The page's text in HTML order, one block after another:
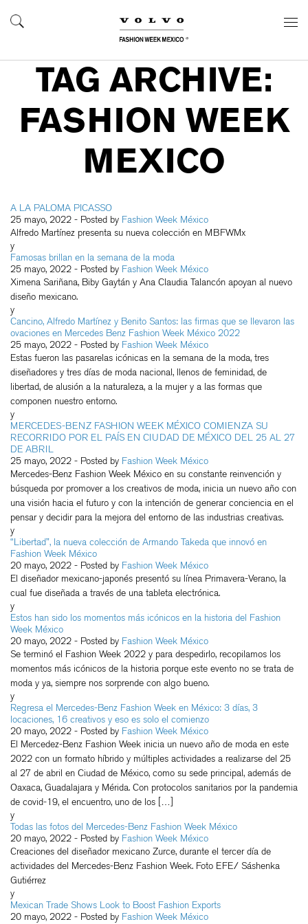
TAG ARCHIVE:
FASHION WEEK
MEXICO
A LA PALOMA PICASSO
25 mayo, 2022 - Posted by Fashion Week México
Alfredo Martínez presenta su nueva colección en MBFWMx
y
Famosas brillan en la semana de la moda
25 mayo, 2022 - Posted by Fashion Week México
Ximena Sariñana, Biby Gaytán y Ana Claudia Talancón apoyan al nuevo
diseño mexicano.
y
Cancino, Alfredo Martínez y Benito Santos: las firmas que se llevaron las
ovaciones en Mercedes Benz Fashion Week México 2022
25 mayo, 2022 - Posted by Fashion Week México
Estas fueron las pasarelas icónicas en la semana de la moda, tres
diseñadores y tres días de moda nacional, llenos de feminidad, de
libertad, de alusión a la naturaleza, a la mujer y a las formas que
componen nuestro entorno.
y
MERCEDES-BENZ FASHION WEEK MÉXICO COMIENZA SU
RECORRIDO POR EL PAÍS EN CIUDAD DE MÉXICO DEL 25 AL 27
DE ABRIL
25 mayo, 2022 - Posted by Fashion Week México
Mercedes-Benz Fashion Week México en su constante reinvención y
búsqueda por promover a los creativos de moda, inicia un nuevo año con
una visión hacia el futuro y con la intención de generar conciencia en el
pensar y decidir para la mejora del entorno de las industrias creativas.
y
“Libertad”, la nueva colección de Armando Takeda que innovó en
Fashion Week México
20 mayo, 2022 - Posted by Fashion Week México
El diseñador mexicano-japonés presentó su línea Primavera-Verano, la
cual fue diseñada a través de una tableta electrónica.
y
Estos han sido los momentos más icónicos en la historia del Fashion
Week México
20 mayo, 2022 - Posted by Fashion Week México
Se terminó el Fashion Week 2022 y para despedirlo, recopilamos los
momentos más icónicos de la historia porque este evento no se trata de
moda y ya, siempre nos sorprende con algo bueno.
y
Regresa el Mercedes-Benz Fashion Week en México: 3 días, 3
locaciones, 16 creativos y eso es solo el comienzo
20 mayo, 2022 - Posted by Fashion Week México
El Mercedez-Benz Fashion Week inicia un nuevo año de moda en este
2022 con un formato híbrido y múltiples actividades a realizarse del 25
al 27 de abril en Ciudad de México, como su sede principal, además de
Oaxaca, Guadalajara y Mérida. Con protocolos sanitarios por la pandemia
de covid-19, el encuentro, uno de los […]
y
Todas las fotos del Mercedes-Benz Fashion Week México
20 mayo, 2022 - Posted by Fashion Week México
Creaciones del diseñador mexicano Zurce, durante el tercer día de
actividades del Mercedes-Benz Fashion Week. Foto EFE/ Sáshenka
Gutiérrez
y
Mexican Trade Shows Look to Boost Fashion Exports
20 mayo, 2022 - Posted by Fashion Week México